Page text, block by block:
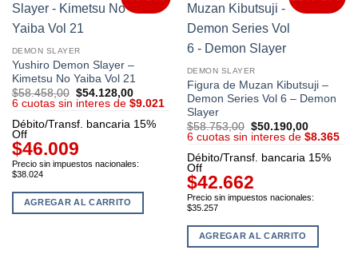
DEMON SLAYER
Yushiro Demon Slayer –
Kimetsu No Yaiba Vol 21
$58.458,00 El
precio
era:
$54.128,00El
precio
es:
$54.128,00.
6 cuotas sin interes de $9.021
Débito/Transf. bancaria 15%
Off
$46.009
Precio sin impuestos nacionales:
$38.024
AGREGAR AL CARRITO
DEMON SLAYER
Figura de Muzan Kibutsuji –
Demon Series Vol 6 – Demon
Slayer
$58.753,00 El
precio
era:
$50.190,00El
precio
es:
6 cuotas sin interes de $8.365
Débito/Transf. bancaria 15%
Off
$42.662
Precio sin impuestos nacionales:
$35.257
AGREGAR AL CARRITO